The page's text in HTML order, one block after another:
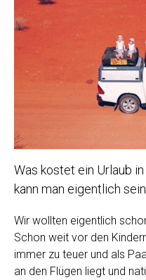
Was kostet ein Urlaub
kann man eigentlich
Wir wollten eigentlich
Schon weit vor den
immer zu teuer und als
an den Flügen liegt und